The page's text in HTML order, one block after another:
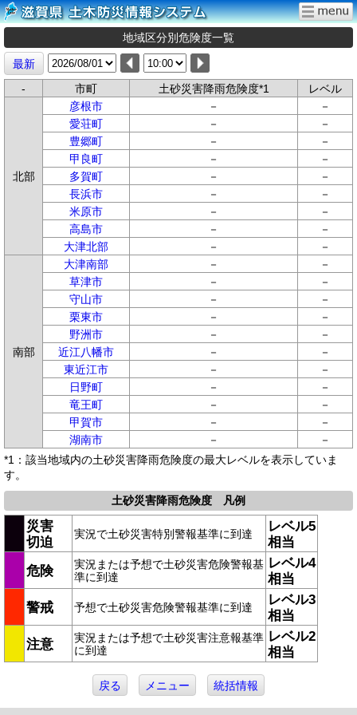
地域区分別危険度一覧
最新
-
市町 土砂災害降雨危険度*1 レベル
北部
彦根市 －
－
愛荘町
－
－
豊郷町
－
－
甲良町
－
－
多賀町
－
－
長浜市
－
－
米原市
－
－
高島市
－
－
大津北部
－ －
南部
大津南部 －
－
草津市
－
－
守山市
－
－
栗東市
－
－
野洲市
－
－
近江八幡市
－
－
東近江市
－
－
日野町
－
－
竜王町
－
－
甲賀市
－
－
湖南市
－
－
*1：該当地域内の土砂災害降雨危険度の最大レベルを表示していま
す。
土砂災害降雨危険度 凡例
災害
切迫
実況で土砂災害特別警報基準に到達
レベル5
相当
危険
実況または予想で土砂災害危険警報基
準に到達
レベル4
相当
警戒
予想で土砂災害危険警報基準に到達
レベル3
相当
注意
実況または予想で土砂災害注意報基準
に到達
レベル2
相当
戻る メニュー 統括情報